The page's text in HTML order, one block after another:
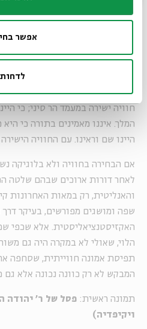
אפשר
לדחות
והמלך הכוזרי אומר: כן, בוודאי,
שמתבססות על הסקת מסקנות
החוויה. הסיבה שאנחנו מאמינים
הלוי, היא כי קיבלנו ממנו איגרת
חוויה ישירה במעמד הר סיני; כי
המלך. איננו מאמינים בתורה כי
היינו שם וראינו. עם החוויה
אם הבחירה בחוויה ולא בלוגיקה
לאחר דורות ארוכים שבהם שלטה
והאנליטית, רק במאות האחרונות
שפה ומושגים מפורשים, בעיקר דרך
האקזיסטנציאליסטית. אלא שכפי
הלוי, שאולי לא במקרה היה גם
תפיסת אמונה חווייתית, שסחפה
המבקש לא רק כוונה נכונה אלא גם
תמונה ראשית: פסל של ר' יהודה
ויקיפדיה)